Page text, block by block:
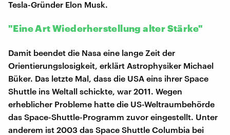
Tesla-Gründer Elon Musk.
"Eine Art Wiederherstellung alter Stärke"
Damit beendet die Nasa eine lange Zeit der
Orientierungslosigkeit, erklärt Astrophysiker Michael
Büker. Das letzte Mal, dass die USA eins ihrer Space
Shuttle ins Weltall schickte, war 2011. Wegen
erheblicher Probleme hatte die US-Weltraumbehörde
das Space-Shuttle-Programm zuvor eingestellt. Unter
anderem ist 2003 das Space Shuttle Columbia bei